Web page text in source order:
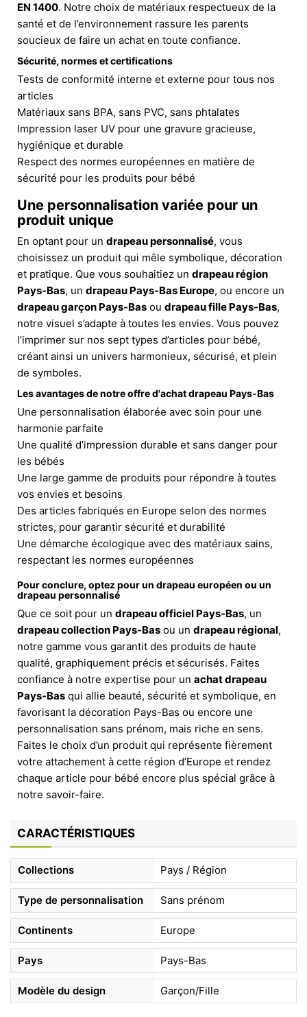
EN 1400. Notre choix de matériaux respectueux de la
santé et de l’environnement rassure les parents
soucieux de faire un achat en toute confiance.
Sécurité, normes et certifications
Tests de conformité interne et externe pour tous nos
articles
Matériaux sans BPA, sans PVC, sans phtalates
Impression laser UV pour une gravure gracieuse,
hygiénique et durable
Respect des normes européennes en matière de
sécurité pour les produits pour bébé
Une personnalisation variée pour un
produit unique
En optant pour un drapeau personnalisé, vous
choisissez un produit qui mêle symbolique, décoration
et pratique. Que vous souhaitiez un drapeau région
Pays-Bas, un drapeau Pays-Bas Europe, ou encore un
drapeau garçon Pays-Bas ou drapeau fille Pays-Bas,
notre visuel s’adapte à toutes les envies. Vous pouvez
l’imprimer sur nos sept types d’articles pour bébé,
créant ainsi un univers harmonieux, sécurisé, et plein
de symboles.
Les avantages de notre offre d'achat drapeau Pays-Bas
Une personnalisation élaborée avec soin pour une
harmonie parfaite
Une qualité d’impression durable et sans danger pour
les bébés
Une large gamme de produits pour répondre à toutes
vos envies et besoins
Des articles fabriqués en Europe selon des normes
strictes, pour garantir sécurité et durabilité
Une démarche écologique avec des matériaux sains,
respectant les normes européennes
Pour conclure, optez pour un drapeau européen ou un
drapeau personnalisé
Que ce soit pour un drapeau officiel Pays-Bas, un
drapeau collection Pays-Bas ou un drapeau régional,
notre gamme vous garantit des produits de haute
qualité, graphiquement précis et sécurisés. Faites
confiance à notre expertise pour un achat drapeau
Pays-Bas qui allie beauté, sécurité et symbolique, en
favorisant la décoration Pays-Bas ou encore une
personnalisation sans prénom, mais riche en sens.
Faites le choix d’un produit qui représente fièrement
votre attachement à cette région d’Europe et rendez
chaque article pour bébé encore plus spécial grâce à
notre savoir-faire.
CARACTÉRISTIQUES
Collections Pays / Région
Type de personnalisation Sans prénom
Continents Europe
Pays Pays-Bas
Modèle du design Garçon/Fille